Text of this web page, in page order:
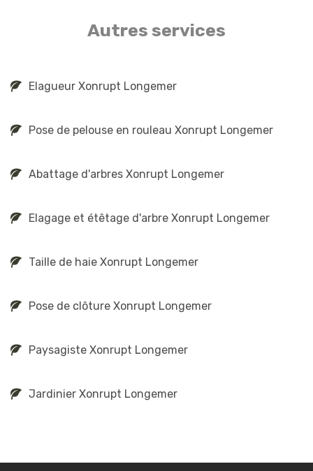
Autres services
Elagueur Xonrupt Longemer
Pose de pelouse en rouleau Xonrupt Longemer
Abattage d'arbres Xonrupt Longemer
Elagage et étêtage d'arbre Xonrupt Longemer
Taille de haie Xonrupt Longemer
Pose de clôture Xonrupt Longemer
Paysagiste Xonrupt Longemer
Jardinier Xonrupt Longemer